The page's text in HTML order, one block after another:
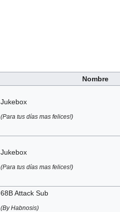
Nombre
Jukebox
(Para tus días mas felices!)
Jukebox
(Para tus días mas felices!)
68B Attack Sub
(By Habnosis)